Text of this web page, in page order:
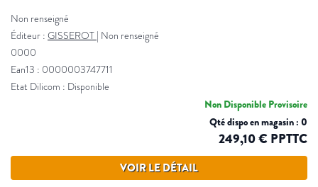
Non renseigné
Éditeur : GISSEROT Non renseigné
0000
Ean13 : 0000003747711
Etat Dilicom : Disponible
Non Disponible Provisoire
Qté dispo en magasin : 0
249,10 € PPTTC
VOIR LE DÉTAIL